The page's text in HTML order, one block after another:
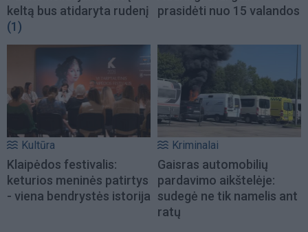
keltą bus atidaryta rudenį
(1)
prasidėti nuo 15 valandos
Kultūra
Klaipėdos festivalis:
keturios meninės patirtys
- viena bendrystės istorija
Kriminalai
Gaisras automobilių
pardavimo aikštelėje:
sudegė ne tik namelis ant
ratų